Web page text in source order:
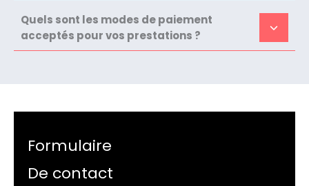
Quels sont les modes de paiement
acceptés pour vos prestations ?
Formulaire
De contact